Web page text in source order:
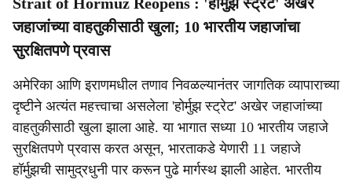
जहाजांच्या वाहतुकीसाठी खुला; 10 भारतीय जहाजांचा
सुरक्षितपणे प्रवास
अमेरिका आणि इराणमधील तणाव निवळल्यानंतर जागतिक व्यापाराच्या
दृष्टीने अत्यंत महत्त्वाचा असलेला 'होर्मुझ स्ट्रेट' अखेर जहाजांच्या
वाहतुकीसाठी खुला झाला आहे. या भागात सध्या 10 भारतीय जहाजे
सुरक्षितपणे प्रवास करत असून, भारताकडे येणारी 11 जहाजे
हॉर्मुझची सामुद्रधुनी पार करून पुढे मार्गस्थ झाली आहेत. भारतीय